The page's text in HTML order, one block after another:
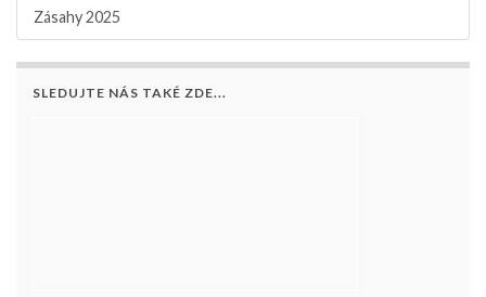
Zásahy 2025
SLEDUJTE NÁS TAKÉ ZDE...